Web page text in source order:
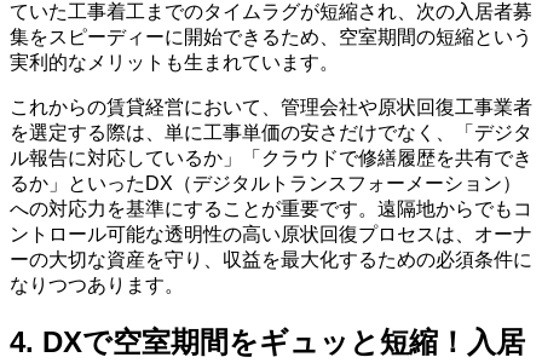
ていた工事着工までのタイムラグが短縮され、次の入居者募
集をスピーディーに開始できるため、空室期間の短縮という
実利的なメリットも生まれています。
これからの賃貸経営において、管理会社や原状回復工事業者
を選定する際は、単に工事単価の安さだけでなく、「デジタ
ル報告に対応しているか」「クラウドで修繕履歴を共有でき
るか」といったDX（デジタルトランスフォーメーション）
への対応力を基準にすることが重要です。遠隔地からでもコ
ントロール可能な透明性の高い原状回復プロセスは、オーナ
ーの大切な資産を守り、収益を最大化するための必須条件に
なりつつあります。
4. DXで空室期間をギュッと短縮！入居